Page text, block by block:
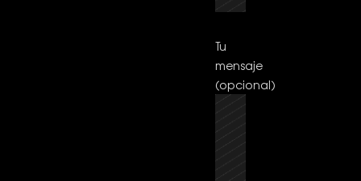
Tu
mensaje
(opcional)